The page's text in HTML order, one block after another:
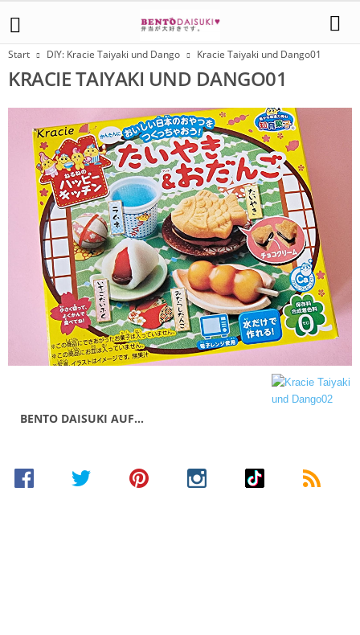
Start DIY: Kracie Taiyaki und Dango Kracie Taiyaki und Dango01
KRACIE TAIYAKI UND DANGO01
BENTO DAISUKI AUF…